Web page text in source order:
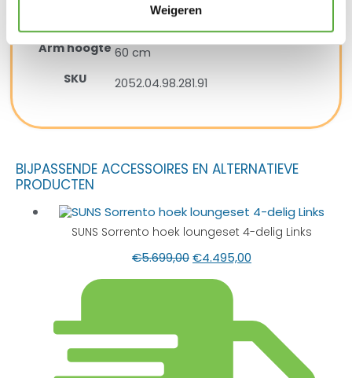
Weigeren
Arm hoogte 60 cm
SKU
2052.04.98.281.91
BIJPASSENDE ACCESSOIRES EN ALTERNATIEVE
PRODUCTEN
SUNS Sorrento hoek loungeset 4-delig Links
€5.699,00€4.495,00